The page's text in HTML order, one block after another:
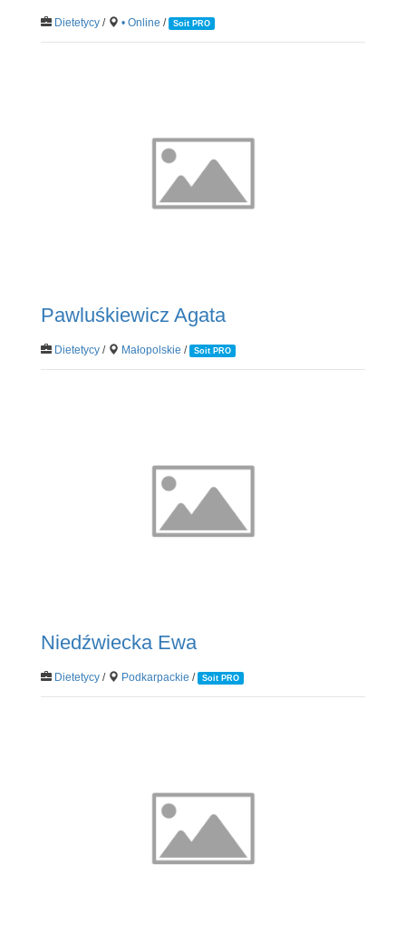
Dietetycy/ • Online / Soit PRO
Pawluśkiewicz Agata
Dietetycy/ Małopolskie / Soit PRO
Niedźwiecka Ewa
Dietetycy/ Podkarpackie / Soit PRO